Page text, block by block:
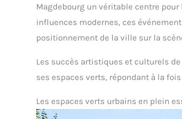
Magdebourg un véritable centre
influences modernes, ces
positionnement de la ville sur la
Les succès artistiques et culturels
ses espaces verts, répondant à la
Les espaces verts urbains en plein